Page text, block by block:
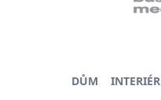
DŮM INTERIÉR